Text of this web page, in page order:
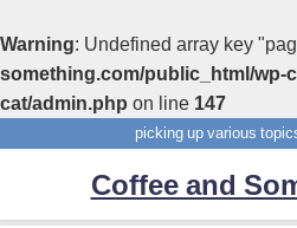
Warning: Undefined array key
something.com/public_html/wp-
cat/admin.php on line 147
picking up various
Coffee and